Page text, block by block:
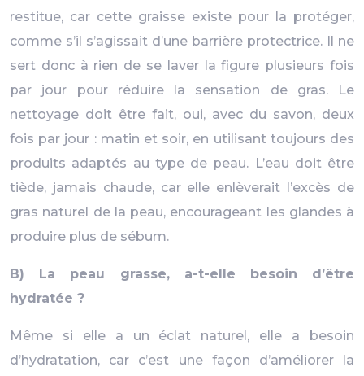
restitue, car cette graisse existe pour la protéger,
comme s’il s’agissait d’une barrière protectrice. Il ne
sert donc à rien de se laver la figure plusieurs fois
par jour pour réduire la sensation de gras. Le
nettoyage doit être fait, oui, avec du savon, deux
fois par jour : matin et soir, en utilisant toujours des
produits adaptés au type de peau. L’eau doit être
tiède, jamais chaude, car elle enlèverait l’excès de
gras naturel de la peau, encourageant les glandes à
produire plus de sébum.
B) La peau grasse, a-t-elle besoin d’être
hydratée ?
Même si elle a un éclat naturel, elle a besoin
d’hydratation, car c’est une façon d’améliorer la